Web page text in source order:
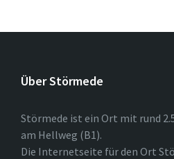
Über Störmede
Störmede ist ein Ort mit rund
am Hellweg (B1).
Die Internetseite für den Ort